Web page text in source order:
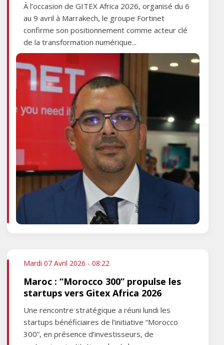
À l’occasion de GITEX Africa 2026, organisé du 6
au 9 avril à Marrakech, le groupe Fortinet
confirme son positionnement comme acteur clé
de la transformation numérique...
Mardi 07 Avril 2026 - 08:22
Maroc : “Morocco 300” propulse les
startups vers Gitex Africa 2026
Une rencontre stratégique a réuni lundi les
startups bénéficiaires de l’initiative “Morocco
300”, en présence d’investisseurs, de